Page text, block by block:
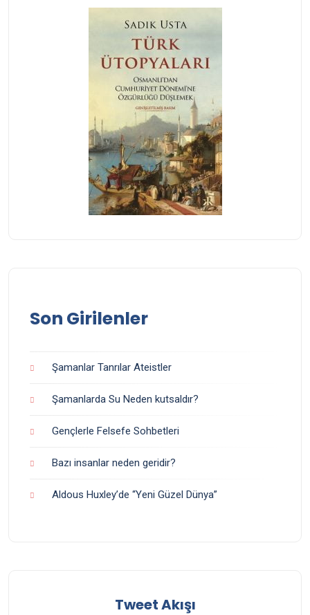
Son Girilenler
Şamanlar Tanrılar Ateistler
Şamanlarda Su Neden kutsaldır?
Gençlerle Felsefe Sohbetleri
Bazı insanlar neden geridir?
Aldous Huxley’de “Yeni Güzel Dünya”
Tweet Akışı